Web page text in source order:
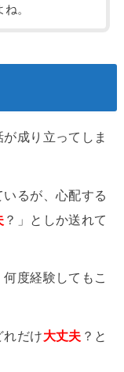
。
が成り立ってしま
るが、心配する
？」としか送れて
度経験してもこ
れだけ大丈夫 ？と